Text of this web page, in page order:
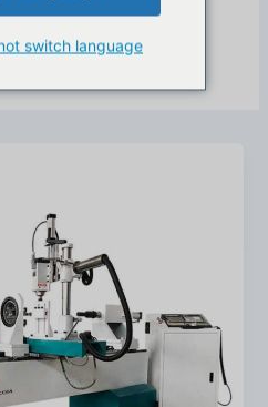
switch language